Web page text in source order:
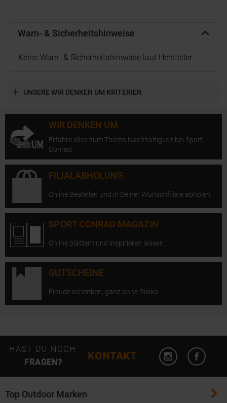
Warn- & Sicherheitshinweise
Keine Warn- & Sicherheitshinweise laut Hersteller.
UNSERE WIR DENKEN UM KRITERIEN
WIR DENKEN UM
Erfahre alles zum Thema Nachhaltigkeit bei Sport
Conrad.
FILIALABHOLUNG
Online Bestellen und in Deiner Wunschfiliale abholen.
SPORT CONRAD MAGAZIN
Online blättern und inspirieren lassen.
GUTSCHEINE
Freude schenken, ganz ohne Risiko.
HAST DU NOCH
FRAGEN?
KONTAKT
Instagram
Top Outdoor Marken